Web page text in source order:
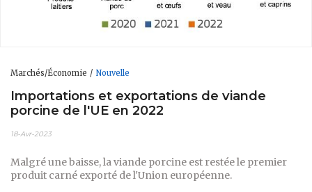
Marchés/Économie Nouvelle
Importations et exportations de viande
porcine de l'UE en 2022
18-Avr-2023
Malgré une baisse, la viande porcine est restée le premier
produit carné exporté de l'Union européenne.